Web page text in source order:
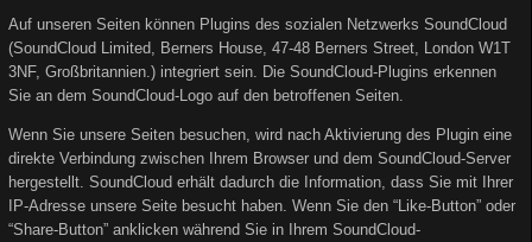
Auf unseren Seiten können Plugins des sozialen Netzwerks SoundCloud
(SoundCloud Limited, Berners House, 47-48 Berners Street, London W1T
3NF, Großbritannien.) integriert sein. Die SoundCloud-Plugins erkennen
Sie an dem SoundCloud-Logo auf den betroffenen Seiten.
Wenn Sie unsere Seiten besuchen, wird nach Aktivierung des Plugin eine
direkte Verbindung zwischen Ihrem Browser und dem SoundCloud-Server
hergestellt. SoundCloud erhält dadurch die Information, dass Sie mit Ihrer
IP-Adresse unsere Seite besucht haben. Wenn Sie den “Like-Button” oder
“Share-Button” anklicken während Sie in Ihrem SoundCloud-